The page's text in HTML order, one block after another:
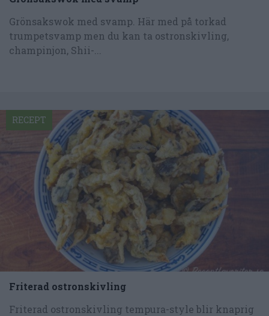
Grönsakswok med svamp. Här med på torkad
trumpetsvamp men du kan ta ostronskivling,
champinjon, Shii-...
Friterad ostronskivling
Friterad ostronskivling tempura-style blir knaprig
RECEPT